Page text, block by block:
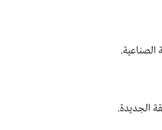
الصناعية.
الجديدة.